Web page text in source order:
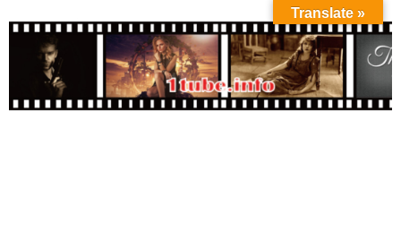
Translate »